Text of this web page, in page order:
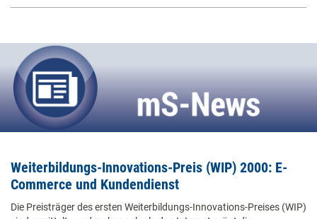
Weiterbildungs-Innovations-Preis (WIP) 2000: E-
Commerce und Kundendienst
Die Preisträger des ersten Weiterbildungs-Innovations-Preises (WIP)